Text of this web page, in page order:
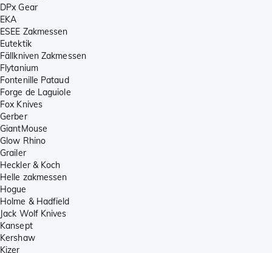
DPx Gear
EKA
ESEE Zakmessen
Eutektik
Fällkniven Zakmessen
Flytanium
Fontenille Pataud
Forge de Laguiole
Fox Knives
Gerber
GiantMouse
Glow Rhino
Grailer
Heckler & Koch
Helle zakmessen
Hogue
Holme & Hadfield
Jack Wolf Knives
Kansept
Kershaw
Kizer